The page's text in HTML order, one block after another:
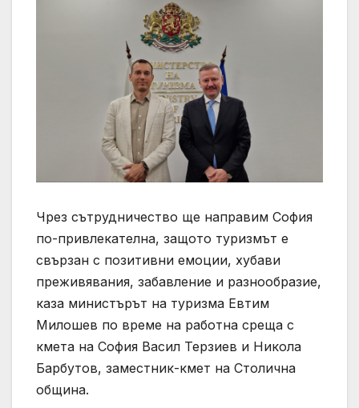
Чрез сътрудничество ще направим София
по-привлекателна, защото туризмът е
свързан с позитивни емоции, хубави
преживявания, забавление и разнообразие,
каза министърът на туризма Евтим
Милошев по време на работна среща с
кмета на София Васил Терзиев и Никола
Барбутов, заместник-кмет на Столична
община.